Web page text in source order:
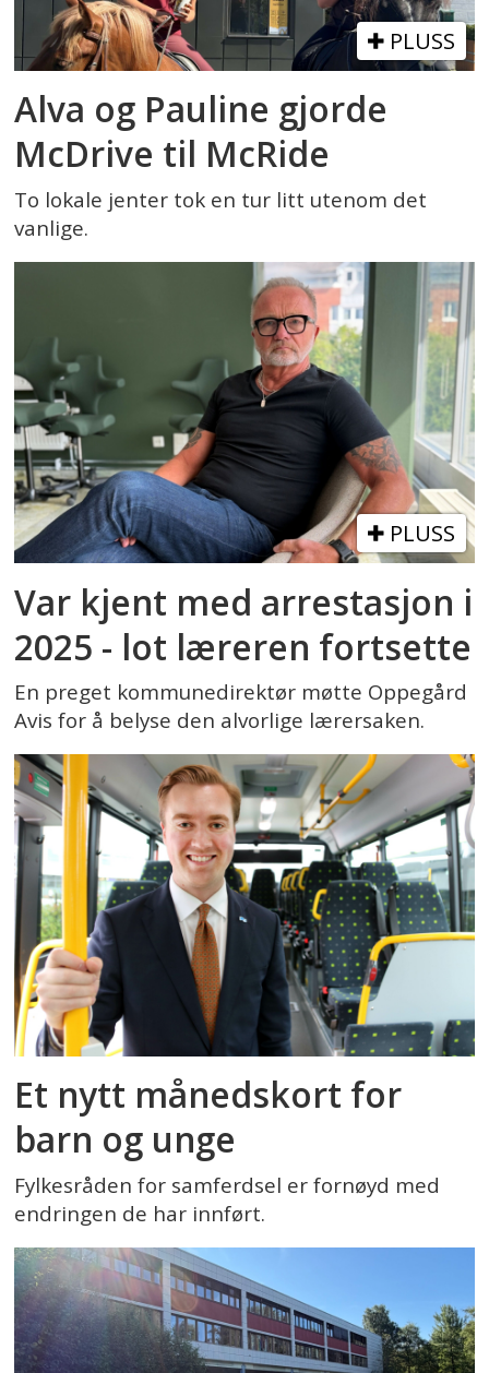
PLUSS
Alva og Pauline gjorde
McDrive til McRide
To lokale jenter tok en tur litt utenom det
vanlige.
PLUSS
Var kjent med arrestasjon i
2025 - lot læreren fortsette
En preget kommunedirektør møtte Oppegård
Avis for å belyse den alvorlige lærersaken.
Et nytt månedskort for
barn og unge
Fylkesråden for samferdsel er fornøyd med
endringen de har innført.